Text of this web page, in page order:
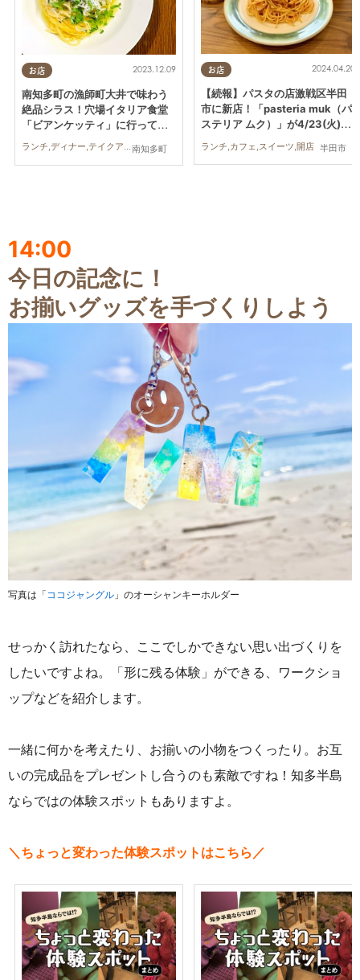
お店
南知多町
2023.12.09
南知多町の漁師町大井で味わう
絶品シラス！穴場イタリア食堂
「ビアンケッティ」に行ってみ
ランチ,ディナー,テイクアウト,行ってみたレポ,家族,カップル,ペット
お店
半田市
2024.04.20
【続報】パスタの店激戦区半田
市に新店！「pasteria muk（パ
ステリア ムク）」が4/23(火)オ
ランチ,カフェ,スイーツ,開店
14:00
今日の記念に！
お揃いグッズを手づくりしよう
写真は「ココ ジャングル 」のオーシャンキーホルダー
せっかく訪れたなら、ここでしかできない思い出づくりを
したいですよね。「形に残る体験」ができる、ワークショ
ップなどを紹介します。
一緒に何かを考えたり、お揃いの小物をつくったり。お互
いの完成品をプレゼントし合うのも素敵ですね！知多半島
ならではの体験スポットもありますよ。
＼ちょっと変わった体験スポットはこちら／